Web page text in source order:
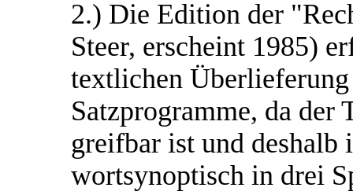
2.) Die Edition der
Steer, erscheint 1985)
textlichen
Satzprogramme, da der
greifbar ist und
wortsynoptisch in drei